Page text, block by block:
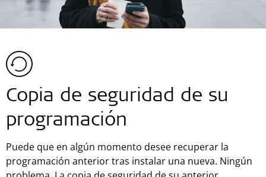
Copia de seguridad de su
programación
Puede que en algún momento desee recuperar la
programación anterior tras instalar una nueva. Ningún